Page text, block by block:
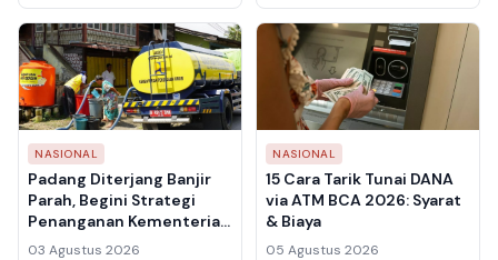
NASIONAL
Padang Diterjang Banjir
Parah, Begini Strategi
Penanganan Kementerian
PU!
03 Agustus 2026
NASIONAL
15 Cara Tarik Tunai DANA
via ATM BCA 2026: Syarat
& Biaya
05 Agustus 2026